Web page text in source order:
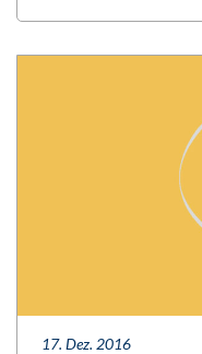
17. Dez. 2016